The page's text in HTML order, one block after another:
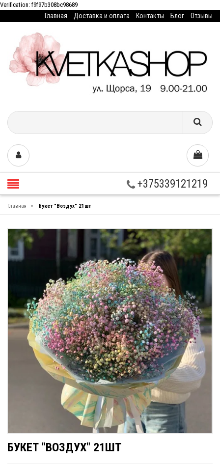
Verification: f9f97b308bc98689
Главная Доставка и оплата Контакты Блог Отзывы
+375339121219
Главная » Букет "Воздух" 21шт
БУКЕТ "ВОЗДУХ" 21ШТ